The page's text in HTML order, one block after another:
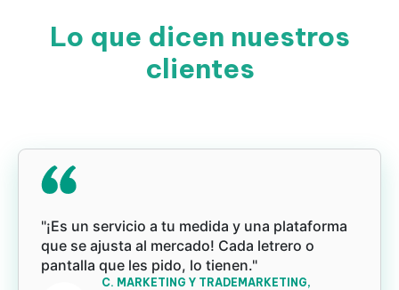
Lo que dicen nuestros
clientes
"¡Es un servicio a tu medida y una plataforma
que se ajusta al mercado! Cada letrero o
pantalla que les pido, lo tienen."
C. MARKETING Y TRADEMARKETING,